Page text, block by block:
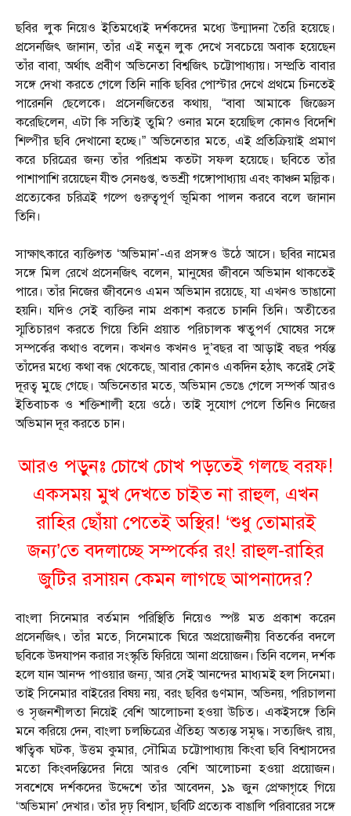
ছবির লুক নিয়েও ইতিমধ্যেই দর্শকদের মধ্যে উন্মাদনা তৈরি হয়েছে।
প্রসেনজিৎ জানান, তাঁর এই নতুন লুক দেখে সবচেয়ে অবাক হয়েছেন
তাঁর বাবা, অর্থাৎ প্রবীণ অভিনেতা বিশ্বজিৎ চট্টোপাধ্যায়। সম্প্রতি বাবার
সঙ্গে দেখা করতে গেলে তিনি নাকি ছবির পোস্টার দেখে প্রথমে চিনতেই
পারেননি ছেলেকে। প্রসেনজিতের কথায়, “বাবা আমাকে জিজ্ঞেস
করেছিলেন, এটা কি সত্যিই তুমি? ওনার মনে হয়েছিল কোনও বিদেশি
শিল্পীর ছবি দেখানো হচ্ছে।” অভিনেতার মতে, এই প্রতিক্রিয়াই প্রমাণ
করে চরিত্রের জন্য তাঁর পরিশ্রম কতটা সফল হয়েছে। ছবিতে তাঁর
পাশাপাশি রয়েছেন যীশু সেনগুপ্ত, শুভশ্রী গঙ্গোপাধ্যায় এবং কাঞ্চন মল্লিক।
প্রত্যেকের চরিত্রই গল্পে গুরুত্বপূর্ণ ভূমিকা পালন করবে বলে জানান
তিনি।
সাক্ষাৎকারে ব্যক্তিগত ‘অভিমান’-এর প্রসঙ্গও উঠে আসে। ছবির নামের
সঙ্গে মিল রেখে প্রসেনজিৎ বলেন, মানুষের জীবনে অভিমান থাকতেই
পারে। তাঁর নিজের জীবনেও এমন অভিমান রয়েছে, যা এখনও ভাঙানো
হয়নি। যদিও সেই ব্যক্তির নাম প্রকাশ করতে চাননি তিনি। অতীতের
স্মৃতিচারণ করতে গিয়ে তিনি প্রয়াত পরিচালক ঋতুপর্ণ ঘোষের সঙ্গে
সম্পর্কের কথাও বলেন। কখনও কখনও দু’বছর বা আড়াই বছর পর্যন্ত
তাঁদের মধ্যে কথা বন্ধ থেকেছে, আবার কোনও একদিন হঠাৎ করেই সেই
দূরত্ব মুছে গেছে। অভিনেতার মতে, অভিমান ভেঙে গেলে সম্পর্ক আরও
ইতিবাচক ও শক্তিশালী হয়ে ওঠে। তাই সুযোগ পেলে তিনিও নিজের
অভিমান দূর করতে চান।
আরও পড়ুনঃ চোখে চোখ পড়তেই গলছে বরফ!
একসময় মুখ দেখতে চাইত না রাহুল, এখন
রাহির ছোঁয়া পেতেই অস্থির! ‘শুধু তোমারই
জন্য’তে বদলাচ্ছে সম্পর্কের রং! রাহুল-রাহির
জুটির রসায়ন কেমন লাগছে আপনাদের?
বাংলা সিনেমার বর্তমান পরিস্থিতি নিয়েও স্পষ্ট মত প্রকাশ করেন
প্রসেনজিৎ। তাঁর মতে, সিনেমাকে ঘিরে অপ্রয়োজনীয় বিতর্কের বদলে
ছবিকে উদযাপন করার সংস্কৃতি ফিরিয়ে আনা প্রয়োজন। তিনি বলেন, দর্শক
হলে যান আনন্দ পাওয়ার জন্য, আর সেই আনন্দের মাধ্যমই হল সিনেমা।
তাই সিনেমার বাইরের বিষয় নয়, বরং ছবির গুণমান, অভিনয়, পরিচালনা
ও সৃজনশীলতা নিয়েই বেশি আলোচনা হওয়া উচিত। একইসঙ্গে তিনি
মনে করিয়ে দেন, বাংলা চলচ্চিত্রের ঐতিহ্য অত্যন্ত সমৃদ্ধ। সত্যজিৎ রায়,
ঋত্বিক ঘটক, উত্তম কুমার, সৌমিত্র চট্টোপাধ্যায় কিংবা ছবি বিশ্বাসদের
মতো কিংবদন্তিদের নিয়ে আরও বেশি আলোচনা হওয়া প্রয়োজন।
সবশেষে দর্শকদের উদ্দেশে তাঁর আবেদন, ১৯ জুন প্রেক্ষাগৃহে গিয়ে
‘অভিমান’ দেখার। তাঁর দৃঢ় বিশ্বাস, ছবিটি প্রত্যেক বাঙালি পরিবারের সঙ্গে